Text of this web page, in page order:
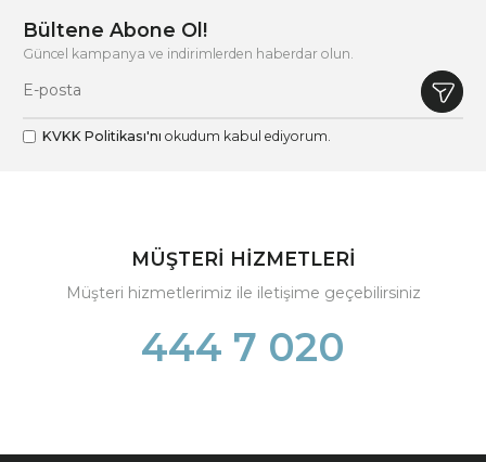
Bültene Abone Ol!
Güncel kampanya ve indirimlerden haberdar olun.
KVKK Politikası'nı okudum kabul ediyorum.
MÜŞTERİ HİZMETLERİ
Müşteri hizmetlerimiz ile iletişime geçebilirsiniz
444 7 020